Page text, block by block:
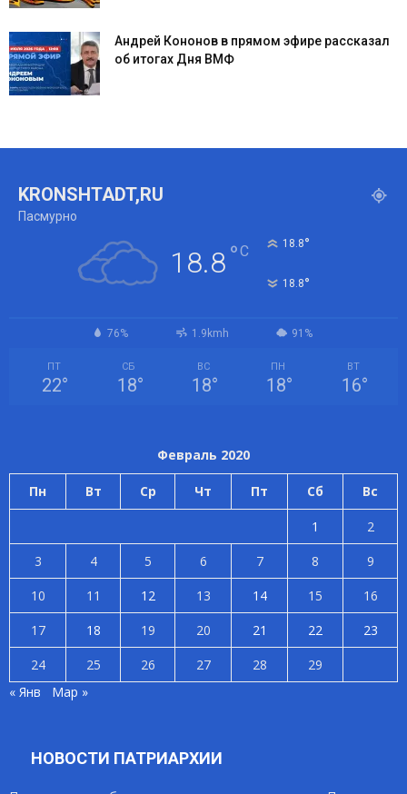
Андрей Кононов в прямом эфире рассказал
об итогах Дня ВМФ
KRONSHTADT,RU
Пасмурно
18.8°C 18.8°
18.8°
76% 1.9kmh 91%
ПТ
22°
СБ
18°
ВС
18°
ПН
18°
ВТ
16°
Февраль 2020
Пн Вт Ср Чт Пт Сб Вс
1
2
3
4 5 6 7 8
9
10
11 12 13 14 15
16
17
18 19 20 21 22
23
24
25 26 27 28
29
« Янв
Мар »
НОВОСТИ ПАТРИАРХИИ